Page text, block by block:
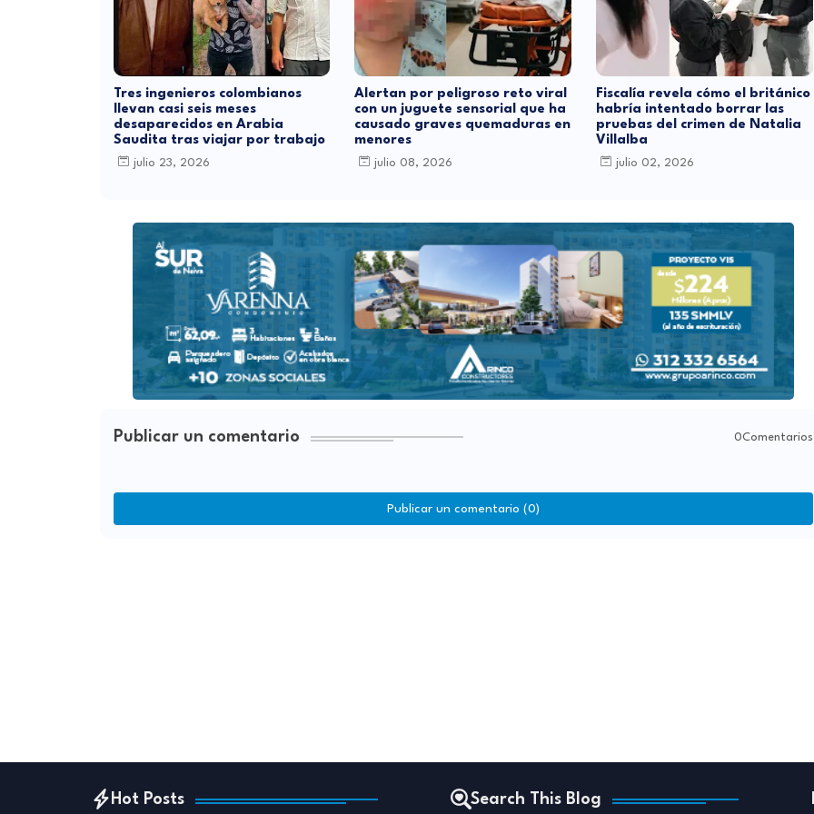
Tres ingenieros colombianos
llevan casi seis meses
desaparecidos en Arabia
Saudita tras viajar por trabajo
julio 23, 2026
Alertan por peligroso reto viral
con un juguete sensorial que ha
causado graves quemaduras en
menores
julio 08, 2026
Fiscalía revela cómo el británico
habría intentado borrar las
pruebas del crimen de Natalia
Villalba
julio 02, 2026
Publicar un comentario 0Comentarios
Publicar un comentario (0)
Hot Posts Search This Blog